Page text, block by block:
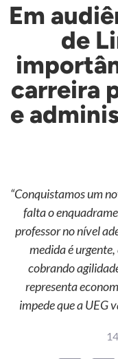
Em
de
carreira
e
“Conquistamos um
falta o
professor no nível
medida é
cobrando
representa
impede que a UEG